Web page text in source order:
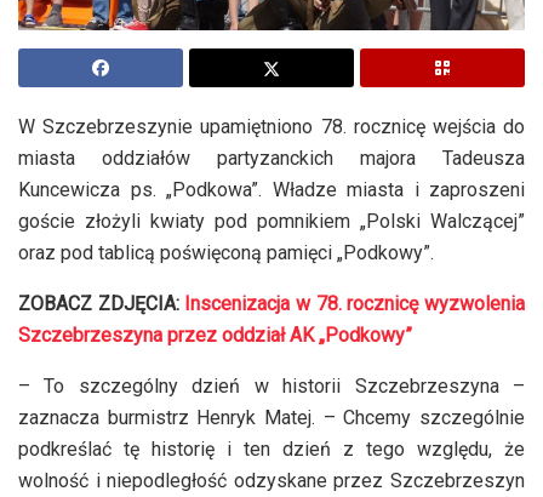
W Szczebrzeszynie upamiętniono 78. rocznicę wejścia do
miasta oddziałów partyzanckich majora Tadeusza
Kuncewicza ps. „Podkowa”. Władze miasta i zaproszeni
goście złożyli kwiaty pod pomnikiem „Polski Walczącej”
oraz pod tablicą poświęconą pamięci „Podkowy”.
ZOBACZ ZDJĘCIA: Inscenizacja w 78. rocznicę wyzwolenia
Szczebrzeszyna przez oddział AK „Podkowy”
– To szczególny dzień w historii Szczebrzeszyna –
zaznacza burmistrz Henryk Matej. – Chcemy szczególnie
podkreślać tę historię i ten dzień z tego względu, że
wolność i niepodległość odzyskane przez Szczebrzeszyn